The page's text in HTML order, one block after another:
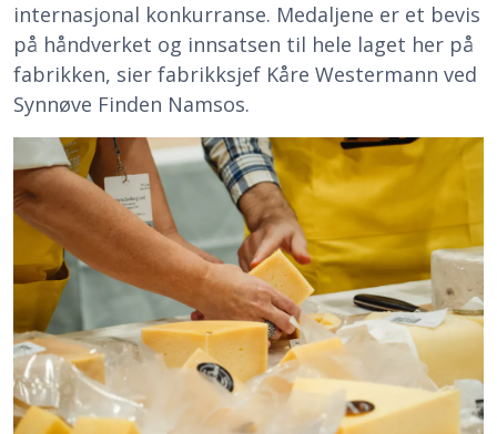
internasjonal konkurranse. Medaljene er et bevis
på håndverket og innsatsen til hele laget her på
fabrikken, sier fabrikksjef Kåre Westermann ved
Synnøve Finden Namsos.